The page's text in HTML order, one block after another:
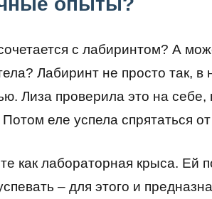
с лабиринтом? А
Лабиринт не просто так, в
Лиза проверила это на себе,
еле успела спрятаться от
как лабораторная крыса. Ей
– для этого и